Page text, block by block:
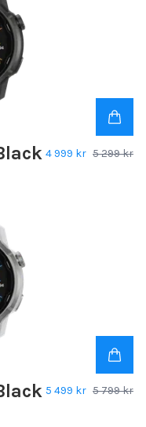
4 999 kr 5 299 kr
5 499 kr 5 799 kr